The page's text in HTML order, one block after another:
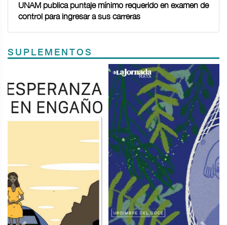
UNAM publica puntaje mínimo requerido en examen de
control para ingresar a sus carreras
SUPLEMENTOS